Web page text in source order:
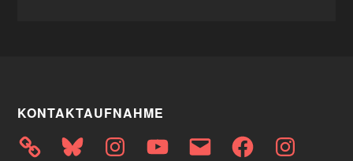
KONTAKTAUFNAHME
Bluesky InstagramYouTubeE-
Mail
FacebookInstagram